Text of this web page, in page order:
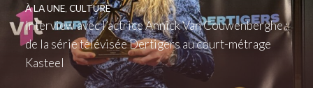
Interview avec l’actrice Annick Van Couwenberghe :
de la série télévisée Dertigers au court-métrage
Kasteel
À LA UNE, CULTURE